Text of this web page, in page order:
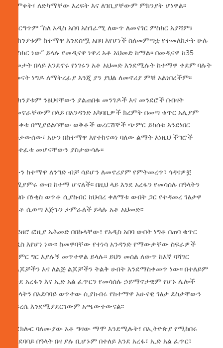
ድምቀት፣ ለድካማቸው እረፍት እና ለገቢያቸውም ምክንያት ሆነዋል፡፡
በእርግጥም “ስለ አዲስ አበባ አስገራሚ ለውጥ ለመናገር ምስክር አያሻም፤
ምክንያቱም ከተማዋ እንደስሟ አበባ እየሆነች ስለመምጣቷ የተመለከታት ሁሉ
ምስክር ነው” ይላሉ የመዲናዋ ነዋሪ አቶ አህመድ ከማል፡፡ በመዲናዋ ከ35
ዓመታት በላይ እንደኖሩ የነገሩን አቶ አህመድ እንደሚሉት ከተማዋ ቀደም ባሉት
ዘመናት ነግዶ ለማትረፊያ እንጂ ያን ያህል ለመኖሪያ ምቹ አልነበረችም፡፡
ምክንያቱም ንፅህናቸውን ያልጠበቁ መንገዶች እና መንደሮች በብዛት
ከመኖራቸውም በላይ በአንዳንድ አካባቢዎች ክረምት በመጣ ቁጥር አሊያም
ሙቀቱ በሚያይልባቸው ወቅቶች ወረርሽኞች ጭምር ይከሰቱ እንደነበር
አስታውሰው፣ አሁን በከተማዋ እየተከናወነ ባለው ልማት እነዚህ ችግሮች
እየተፈቱ መሆናቸውን ያስታውሳሉ፡፡
አሁን ከተማዋ ለንግድ ብቻ ሳይሆን ለመኖሪያም የምትመረጥ፣ ጎዳናዎቿ
የሚያምሩ ውብ ከተማ ሆናለች፡፡ በዚህ ላይ እንደ አረፋን የመሳሰሉ በዓላትን
ህዝቡ በነቂስ ወጥቶ ሲያከብር ከህብረ ቀለማቱ ውበት ጋር የተዳመረ ገፅታዋ
ጎልቶ ሲወጣ እጅጉን ታምራለች ይላሉ አቶ አህመድ፡፡
ወይዘሮ ፎዚያ አሕመድ በበኩላቸው፣ የአዲስ አበባ ውበት ነግቶ በጠባ ቁጥር
አዲስ እየሆነ ነው፡፡ ከመዋባቸው የተነሳ አንዳንድ የማውቃቸው ስፍራዎች
ጭምር ግር እያሉኝ መጥተዋል ይላሉ፡፡ ይህን መሰል ለውጥ ከእኛ ባሻገር
ለልጆቻችን እና ለልጅ ልጆቻችን ትልቅ ሀብት እንደማስቀመጥ ነው፡፡ በተለይም
እንደ አረፋን እና ኢድ አል ፈጥርን የመሳሰሉ ኃይማኖታዊም የሆኑ ሌሎች
በዓላትን በአደባባይ ወጥተው ሲያከብሩ የከተማዋ አሁናዊ ገፅታ ደስታቸውን
አይረሴ እንደሚያደርገውም አጫውተውናል፡፡
የፎክሎር ባለሙያው አቶ ግዛው ማሞ እንደሚሉት፣ በኢትዮጵያ የሚከበሩ
የአደባባይ በዓላት በዛ ያሉ ቢሆኑም በተለይ እንደ አረፋ፣ ኢድ አል ፈጥር፣